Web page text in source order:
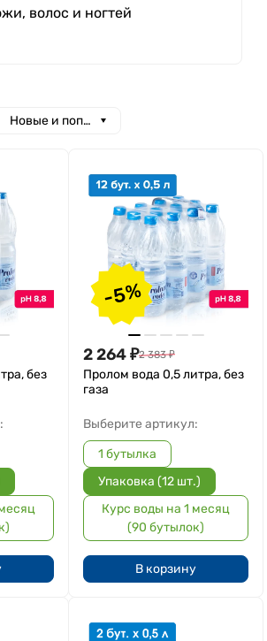
волос и ногтей
Новые и популярные
без
-5%
2 264₽2 383 ₽
Пролом вода 0,5 литра, без
газа
Выберите артикул:
1 бутылка
Упаковка (12 шт.)
Курс воды на 1 месяц
(90 бутылок)
В корзину